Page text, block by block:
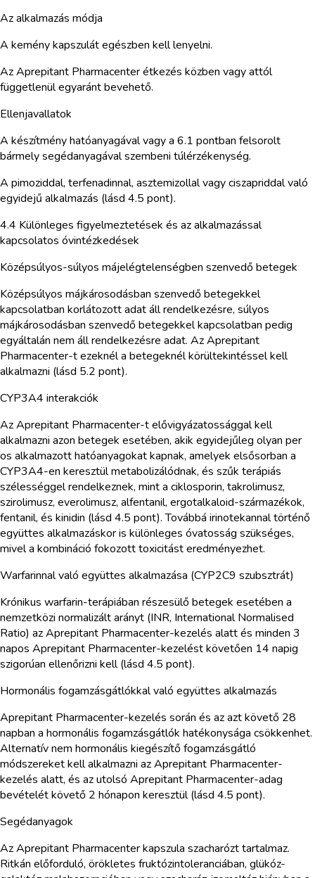
Az alkalmazás módja
A kemény kapszulát egészben kell lenyelni.
Az Aprepitant Pharmacenter étkezés közben vagy attól
függetlenül egyaránt bevehető.
Ellenjavallatok
A készítmény hatóanyagával vagy a 6.1 pontban felsorolt
bármely segédanyagával szembeni túlérzékenység.
A pimoziddal, terfenadinnal, asztemizollal vagy ciszapriddal való
egyidejű alkalmazás (lásd 4.5 pont).
4.4 Különleges figyelmeztetések és az alkalmazással
kapcsolatos óvintézkedések
Középsúlyos-súlyos májelégtelenségben szenvedő betegek
Középsúlyos májkárosodásban szenvedő betegekkel
kapcsolatban korlátozott adat áll rendelkezésre, súlyos
májkárosodásban szenvedő betegekkel kapcsolatban pedig
egyáltalán nem áll rendelkezésre adat. Az Aprepitant
Pharmacenter-t ezeknél a betegeknél körültekintéssel kell
alkalmazni (lásd 5.2 pont).
CYP3A4 interakciók
Az Aprepitant Pharmacenter-t elővigyázatossággal kell
alkalmazni azon betegek esetében, akik egyidejűleg olyan per
os alkalmazott hatóanyagokat kapnak, amelyek elsősorban a
CYP3A4-en keresztül metabolizálódnak, és szűk terápiás
szélességgel rendelkeznek, mint a ciklosporin, takrolimusz,
szirolimusz, everolimusz, alfentanil, ergotalkaloid-származékok,
fentanil, és kinidin (lásd 4.5 pont). Továbbá irinotekannal történő
együttes alkalmazáskor is különleges óvatosság szükséges,
mivel a kombináció fokozott toxicitást eredményezhet.
Warfarinnal való együttes alkalmazása (CYP2C9 szubsztrát)
Krónikus warfarin-terápiában részesülő betegek esetében a
nemzetközi normalizált arányt (INR, International Normalised
Ratio) az Aprepitant Pharmacenter-kezelés alatt és minden 3
napos Aprepitant Pharmacenter-kezelést követően 14 napig
szigorúan ellenőrizni kell (lásd 4.5 pont).
Hormonális fogamzásgátlókkal való együttes alkalmazás
Aprepitant Pharmacenter-kezelés során és az azt követő 28
napban a hormonális fogamzásgátlók hatékonysága csökkenhet.
Alternatív nem hormonális kiegészítő fogamzásgátló
módszereket kell alkalmazni az Aprepitant Pharmacenter-
kezelés alatt, és az utolsó Aprepitant Pharmacenter-adag
bevételét követő 2 hónapon keresztül (lásd 4.5 pont).
Segédanyagok
Az Aprepitant Pharmacenter kapszula szacharózt tartalmaz.
Ritkán előforduló, örökletes fruktózintoleranciában, glükóz-